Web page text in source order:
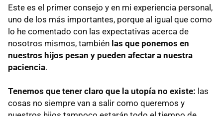
Este es el primer consejo y en mi experiencia personal,
uno de los más importantes, porque al igual que como
lo he comentado con las expectativas acerca de
nosotros mismos, también las que ponemos en
nuestros hijos pesan y pueden afectar a nuestra
paciencia.
Tenemos que tener claro que la utopía no existe: las
cosas no siempre van a salir como queremos y